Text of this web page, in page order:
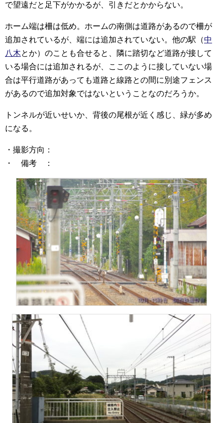
で望遠だと足下がかかるが、引きだとかからない。
ホーム端は柵は低め。ホームの南側は道路があるので柵が
追加されているが、端には追加されていない。他の駅（中
八木とか）のことも合せると、隣に踏切など道路が接して
いる場合には追加されるが、ここのように接していない場
合は平行道路があっても道路と線路との間に別途フェンス
があるので追加対象ではないということなのだろうか。
トンネルが近いせいか、背後の尾根が近く感じ、緑が多め
になる。
・撮影方向：
・ 備考 ：